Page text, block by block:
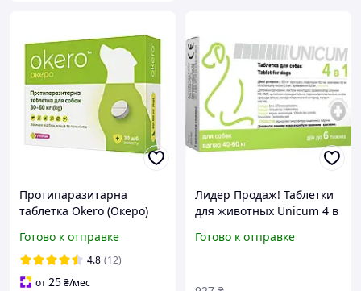
Протипаразитарна
таблетка Okero (Океро)
гельмінтів від 30 до 60 кг
(1 табл.)
Готово к отправке
4.8 (12)
от25₴/мес
Лидер Продаж! Таблетки
для животных Unicum 4 в
гельминтов с
Готово к отправке